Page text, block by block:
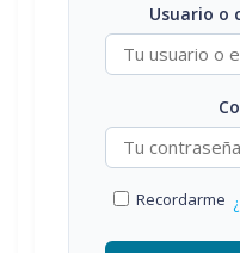
Usuario o
Recordarme